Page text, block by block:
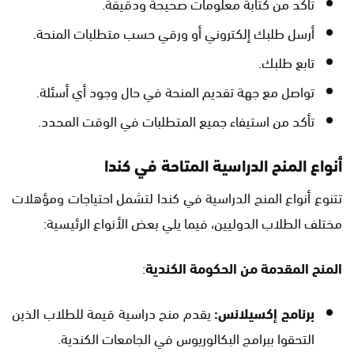
أرسل طلبك إلكتروني أو ورقي حسب متطلبات المنحة.
تابع طلبك.
تواصل مع جهة تقديم المنحة في حال وجود أي أسئلة.
تأكد من استيفاء جميع المتطلبات في الوقت المحدد.
أنواع المنح الدراسية المتاحة في كندا
تتنوع أنواع المنح الدراسية في كندا لتشمل احتياجات ومؤهلات
مختلف الطلاب الدوليين، فيما يلي بعض الأنواع الرئيسية:
المنح المقدمة من الحكومة الكندية:
برنامج إكسيلانس:يقدم منح دراسية قيمة للطلاب الذين
التحقوا ببرامج البكالوريوس في الجامعات الكندية.